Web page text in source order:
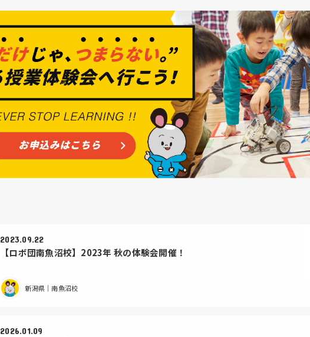
2023.09.22
【ロボ団南魚沼校】2023年 秋の体験会開催！
新潟県｜南魚沼校
2026.01.09